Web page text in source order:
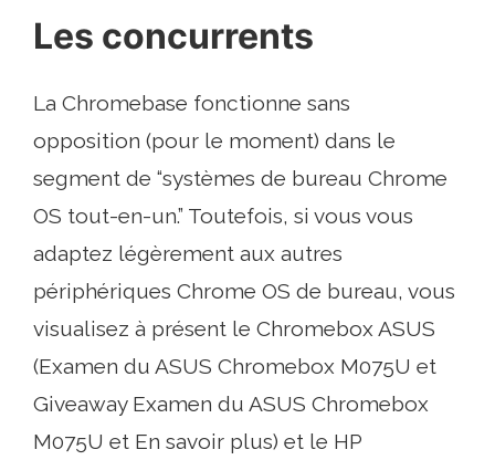
Les concurrents
La Chromebase fonctionne sans
opposition (pour le moment) dans le
segment de “systèmes de bureau Chrome
OS tout-en-un.” Toutefois, si vous vous
adaptez légèrement aux autres
périphériques Chrome OS de bureau, vous
visualisez à présent le Chromebox ASUS
(Examen du ASUS Chromebox M075U et
Giveaway Examen du ASUS Chromebox
M075U et En savoir plus) et le HP